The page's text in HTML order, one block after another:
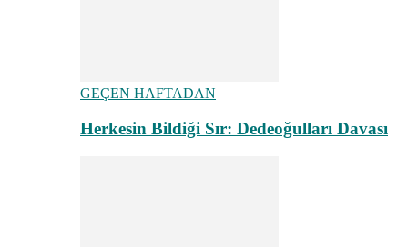
GEÇEN HAFTADAN
Herkesin Bildiği Sır: Dedeoğulları Davası